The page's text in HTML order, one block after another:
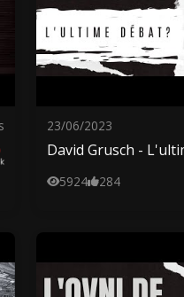
23/06/2023
David Grusch -
5924 284